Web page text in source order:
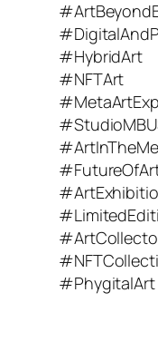
#HybridArt
#NFTArt
#PhygitalArt